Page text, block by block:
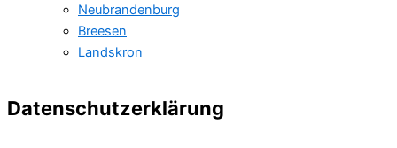
Neubrandenburg
Breesen
Landskron
Datenschutz­erklärung